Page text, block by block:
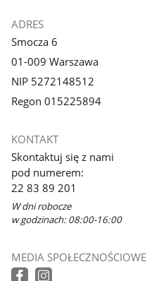
ADRES
Smocza 6
01-009 Warszawa
NIP 5272148512
Regon 015225894
KONTAKT
Skontaktuj się z nami
pod numerem:
22 83 89 201
W dni robocze
w godzinach: 08:00-16:00
MEDIA